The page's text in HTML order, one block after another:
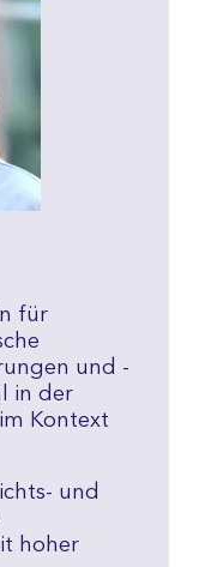
für
und -
in der
Kontext
und
hoher